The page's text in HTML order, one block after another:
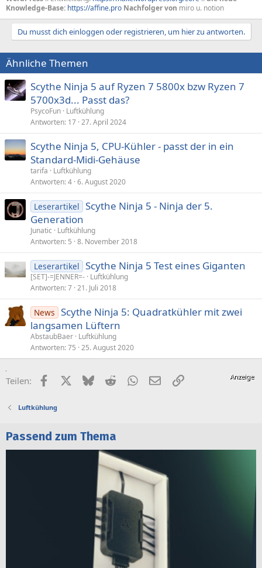
Knowledge-Base: https://affine.pro Nachfolger von miro u. notion
Du musst dich einloggen oder registrieren, um hier zu antworten.
Ähnliche Themen
Scythe Ninja 5 auf Ryzen 7 5800x bzw Ryzen 7
5700x3d... Passt das?
PsycoFun Luftkühlung
Antworten 17 27. April 2024
Scythe Ninja 5, CPU-Kühler - passt der in ein
Standard-Midi-Gehäuse
tarifa
Luftkühlung
Antworten 4 6. August 2020
Leserartikel Scythe Ninja 5 - Ninja der 5.
Generation
Junatic
Luftkühlung
Antworten 5 8. November 2018
Leserartikel Scythe Ninja 5 Test eines Giganten
[SET]-=JENNER=- Luftkühlung
Antworten 7 21. Juli 2018
News Scythe Ninja 5: Quadratkühler mit zwei
langsamen Lüftern
AbstaubBaer Luftkühlung
Antworten 75 25. August 2020
Teilen: FacebookX (Twitter)
BlueskyRedditWhatsApp
E-MailLink
Luftkühlung
Passend zum Thema